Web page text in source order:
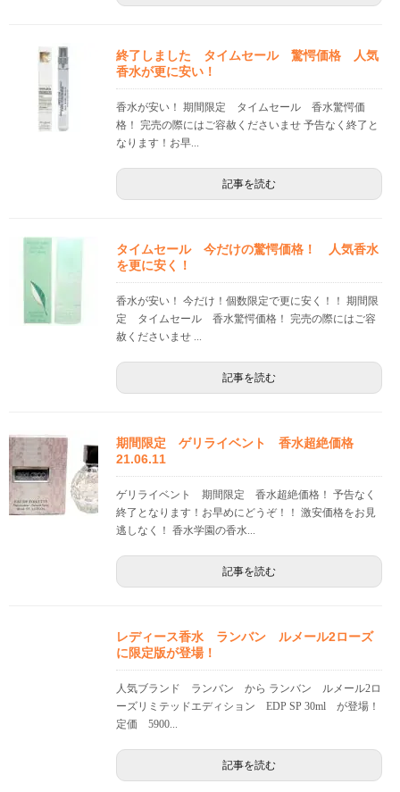
終了しました タイムセール 驚愕価格 人気
香水が更に安い！
香水が安い！ 期間限定 タイムセール 香水驚愕価
格！ 完売の際にはご容赦くださいませ 予告なく終了と
なります！お早...
記事を読む
タイムセール 今だけの驚愕価格！ 人気香水
を更に安く！
香水が安い！ 今だけ！個数限定で更に安く！！ 期間限
定 タイムセール 香水驚愕価格！ 完売の際にはご容
赦くださいませ ...
記事を読む
期間限定 ゲリライベント 香水超絶価格
21.06.11
ゲリライベント 期間限定 香水超絶価格！ 予告なく
終了となります！お早めにどうぞ！！ 激安価格をお見
逃しなく！ 香水学園の香水...
記事を読む
レディース香水 ランバン ルメール2ローズ
に限定版が登場！
人気ブランド ランバン から ランバン ルメール2ロ
ーズリミテッドエディション EDP SP 30ml が登場！
定価 5900...
記事を読む